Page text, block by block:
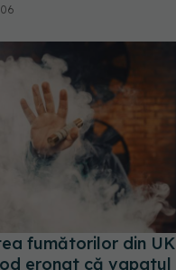
fumătorilor din UK
eronat că vapatul